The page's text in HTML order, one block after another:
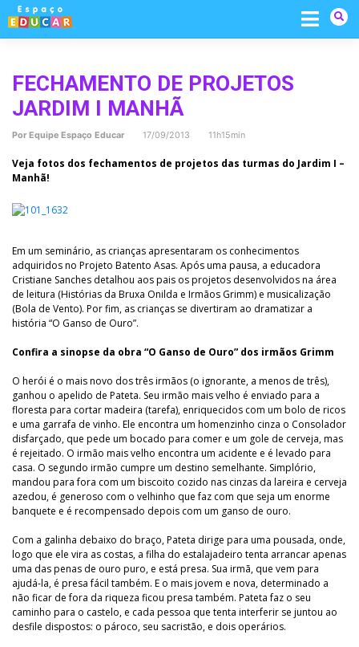
Skip
content
FECHAMENTO DE PROJETOS
JARDIM I MANHÃ
Por Equipe Espaço Educar 17/09/2013 11h15min
Veja fotos dos fechamentos de projetos das turmas do Jardim I –
Manhã!
Em um seminário, as crianças apresentaram os conhecimentos
adquiridos no Projeto Batento Asas. Após uma pausa, a educadora
Cristiane Sanches detalhou aos pais os projetos desenvolvidos na área
de leitura (Histórias da Bruxa Onilda e Irmãos Grimm) e musicalização
(Bola de Vento). Por fim, as crianças se divertiram ao dramatizar a
história “O Ganso de Ouro”.
Confira a sinopse da obra “O Ganso de Ouro” dos irmãos Grimm
O herói é o mais novo dos três irmãos (o ignorante, a menos de três),
ganhou o apelido de Pateta. Seu irmão mais velho é enviado para a
floresta para cortar madeira (tarefa), enriquecidos com um bolo de ricos
e uma garrafa de vinho. Ele encontra um homenzinho cinza o Consolador
disfarçado, que pede um bocado para comer e um gole de cerveja, mas
é rejeitado. O irmão mais velho encontra um acidente e é levado para
casa. O segundo irmão cumpre um destino semelhante. Simplório,
mandou para fora com um biscoito cozido nas cinzas da lareira e cerveja
azedou, é generoso com o velhinho que faz com que seja um enorme
banquete e é recompensado depois com um ganso de ouro.
Com a galinha debaixo do braço, Pateta dirige para uma pousada, onde,
logo que ele vira as costas, a filha do estalajadeiro tenta arrancar apenas
uma das penas de ouro puro, e está presa. Sua irmã, que vem para
ajudá-la, é presa fácil também. E o mais jovem e nova, determinado a
não ficar de fora da riqueza ficou presa também. Pateta faz o seu
caminho para o castelo, e cada pessoa que tenta interferir se juntou ao
desfile dispostos: o pároco, seu sacristão, e dois operários.